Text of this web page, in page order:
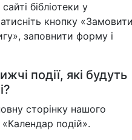
бібліотеки у
кнопку
заповнити форму і
події, які будуть
сторінку нашого
подій».